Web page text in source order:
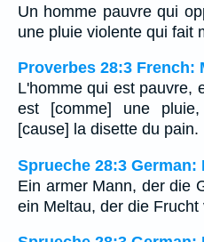
Un homme pauvre qui
une pluie violente qui fait
Proverbes 28:3 French:
L'homme qui est pauvre,
est [comme] une
[cause] la disette du pain.
Sprueche 28:3 German:
Ein armer Mann, der die
ein Meltau, der die Frucht